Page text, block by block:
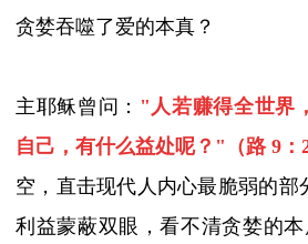
贪婪吞噬了爱的本真？
主耶稣曾问： " 人若赚得全世界
自己，有什么益处呢？ " （路 9 ：
空，直击现代人内心最脆弱的部
利益蒙蔽双眼，看不清贪婪的本